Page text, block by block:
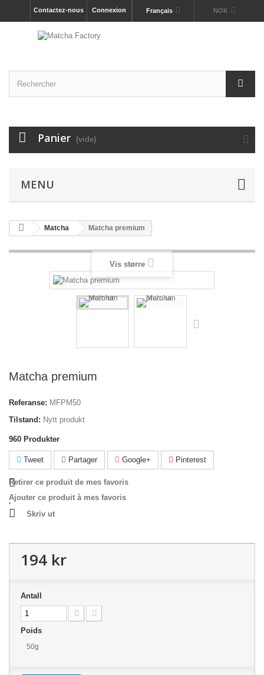
NOK
Français
Connexion
Contactez-nous
Panier (vide)
MENU
Matcha Matcha premium
Vis større
Matcha premium
Referanse: MFPM50
Tilstand: Nytt produkt
960 Produkter
Tweet Partager Google+ Pinterest
Retirer ce produit de mes favoris
Ajouter ce produit à mes favoris
Skriv ut
194 kr
Antall
Poids
50g